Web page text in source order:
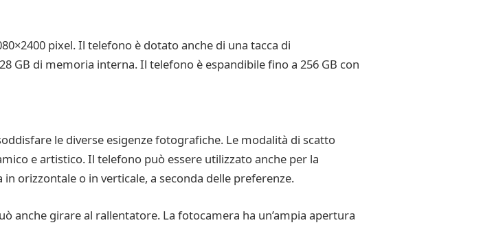
pixel. Il telefono è dotato anche di una tacca di
GB di memoria interna. Il telefono è espandibile fino a 256 GB con
le diverse esigenze fotografiche. Le modalità di scatto
e artistico. Il telefono può essere utilizzato anche per la
orizzontale o in verticale, a seconda delle preferenze.
anche girare al rallentatore. La fotocamera ha un’ampia apertura